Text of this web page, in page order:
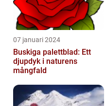
07 januari 2024
Buskiga palettblad: Ett
djupdyk i naturens
mångfald